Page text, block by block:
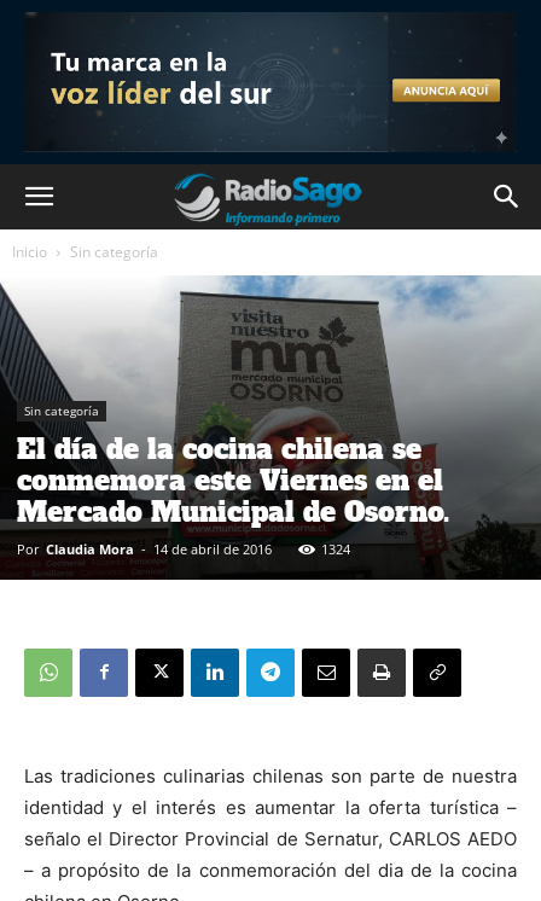
Inicio Sin categoría
Sin categoría
El día de la cocina chilena se
conmemora este Viernes en el
Mercado Municipal de Osorno.
Por Claudia Mora - 14 de abril de 2016 1324
Las tradiciones culinarias chilenas son parte de nuestra
identidad y el interés es aumentar la oferta turística –
señalo el Director Provincial de Sernatur, CARLOS AEDO
– a propósito de la conmemoración del dia de la cocina